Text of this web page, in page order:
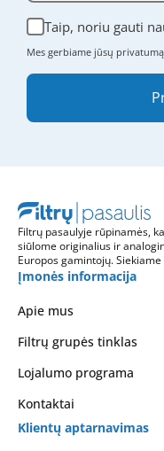
Taip, noriu gauti
Mes gerbiame jūsų
Filtrų pasaulyje rūpinamės,
siūlome originalius ir
Europos gamintojų.
Įmonės informacija
Apie mus
Filtrų grupės tinklas
Lojalumo programa
Kontaktai
Klientų aptarnavimas